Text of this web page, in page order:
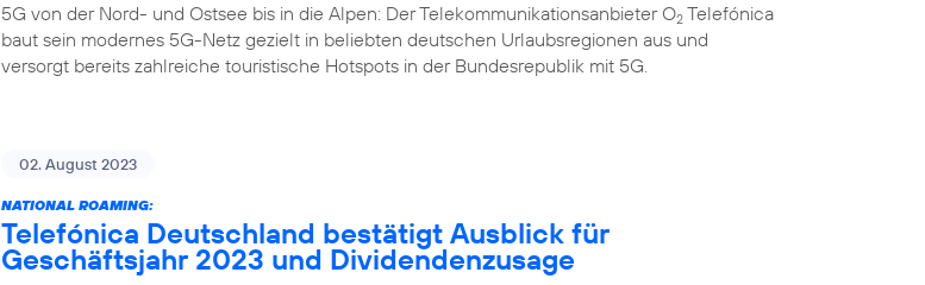
5G von der Nord- und Ostsee bis in die Alpen: Der Telekommunikationsanbieter O2 Telefónica
baut sein modernes 5G-Netz gezielt in beliebten deutschen Urlaubsregionen aus und
versorgt bereits zahlreiche touristische Hotspots in der Bundesrepublik mit 5G.
02. August 2023
NATIONAL ROAMING:
Telefónica Deutschland bestätigt Ausblick für
Geschäftsjahr 2023 und Dividendenzusage